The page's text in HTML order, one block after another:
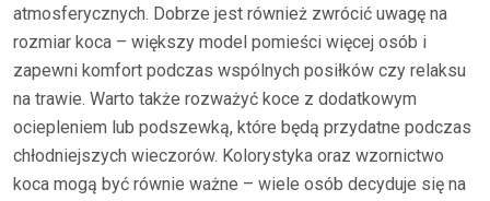
atmosferycznych. Dobrze jest również zwrócić uwagę na
rozmiar koca – większy model pomieści więcej osób i
zapewni komfort podczas wspólnych posiłków czy relaksu
na trawie. Warto także rozważyć koce z dodatkowym
ociepleniem lub podszewką, które będą przydatne podczas
chłodniejszych wieczorów. Kolorystyka oraz wzornictwo
koca mogą być równie ważne – wiele osób decyduje się na